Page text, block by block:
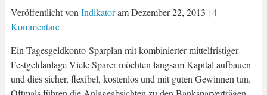
Veröffentlicht von IndikatoramDezember 22, 2013 |4
Kommentare
Ein Tagesgeldkonto-Sparplan mit kombinierter mittelfristiger
Festgeldanlage Viele Sparer möchten langsam Kapital aufbauen
und dies sicher, flexibel, kostenlos und mit guten Gewinnen tun.